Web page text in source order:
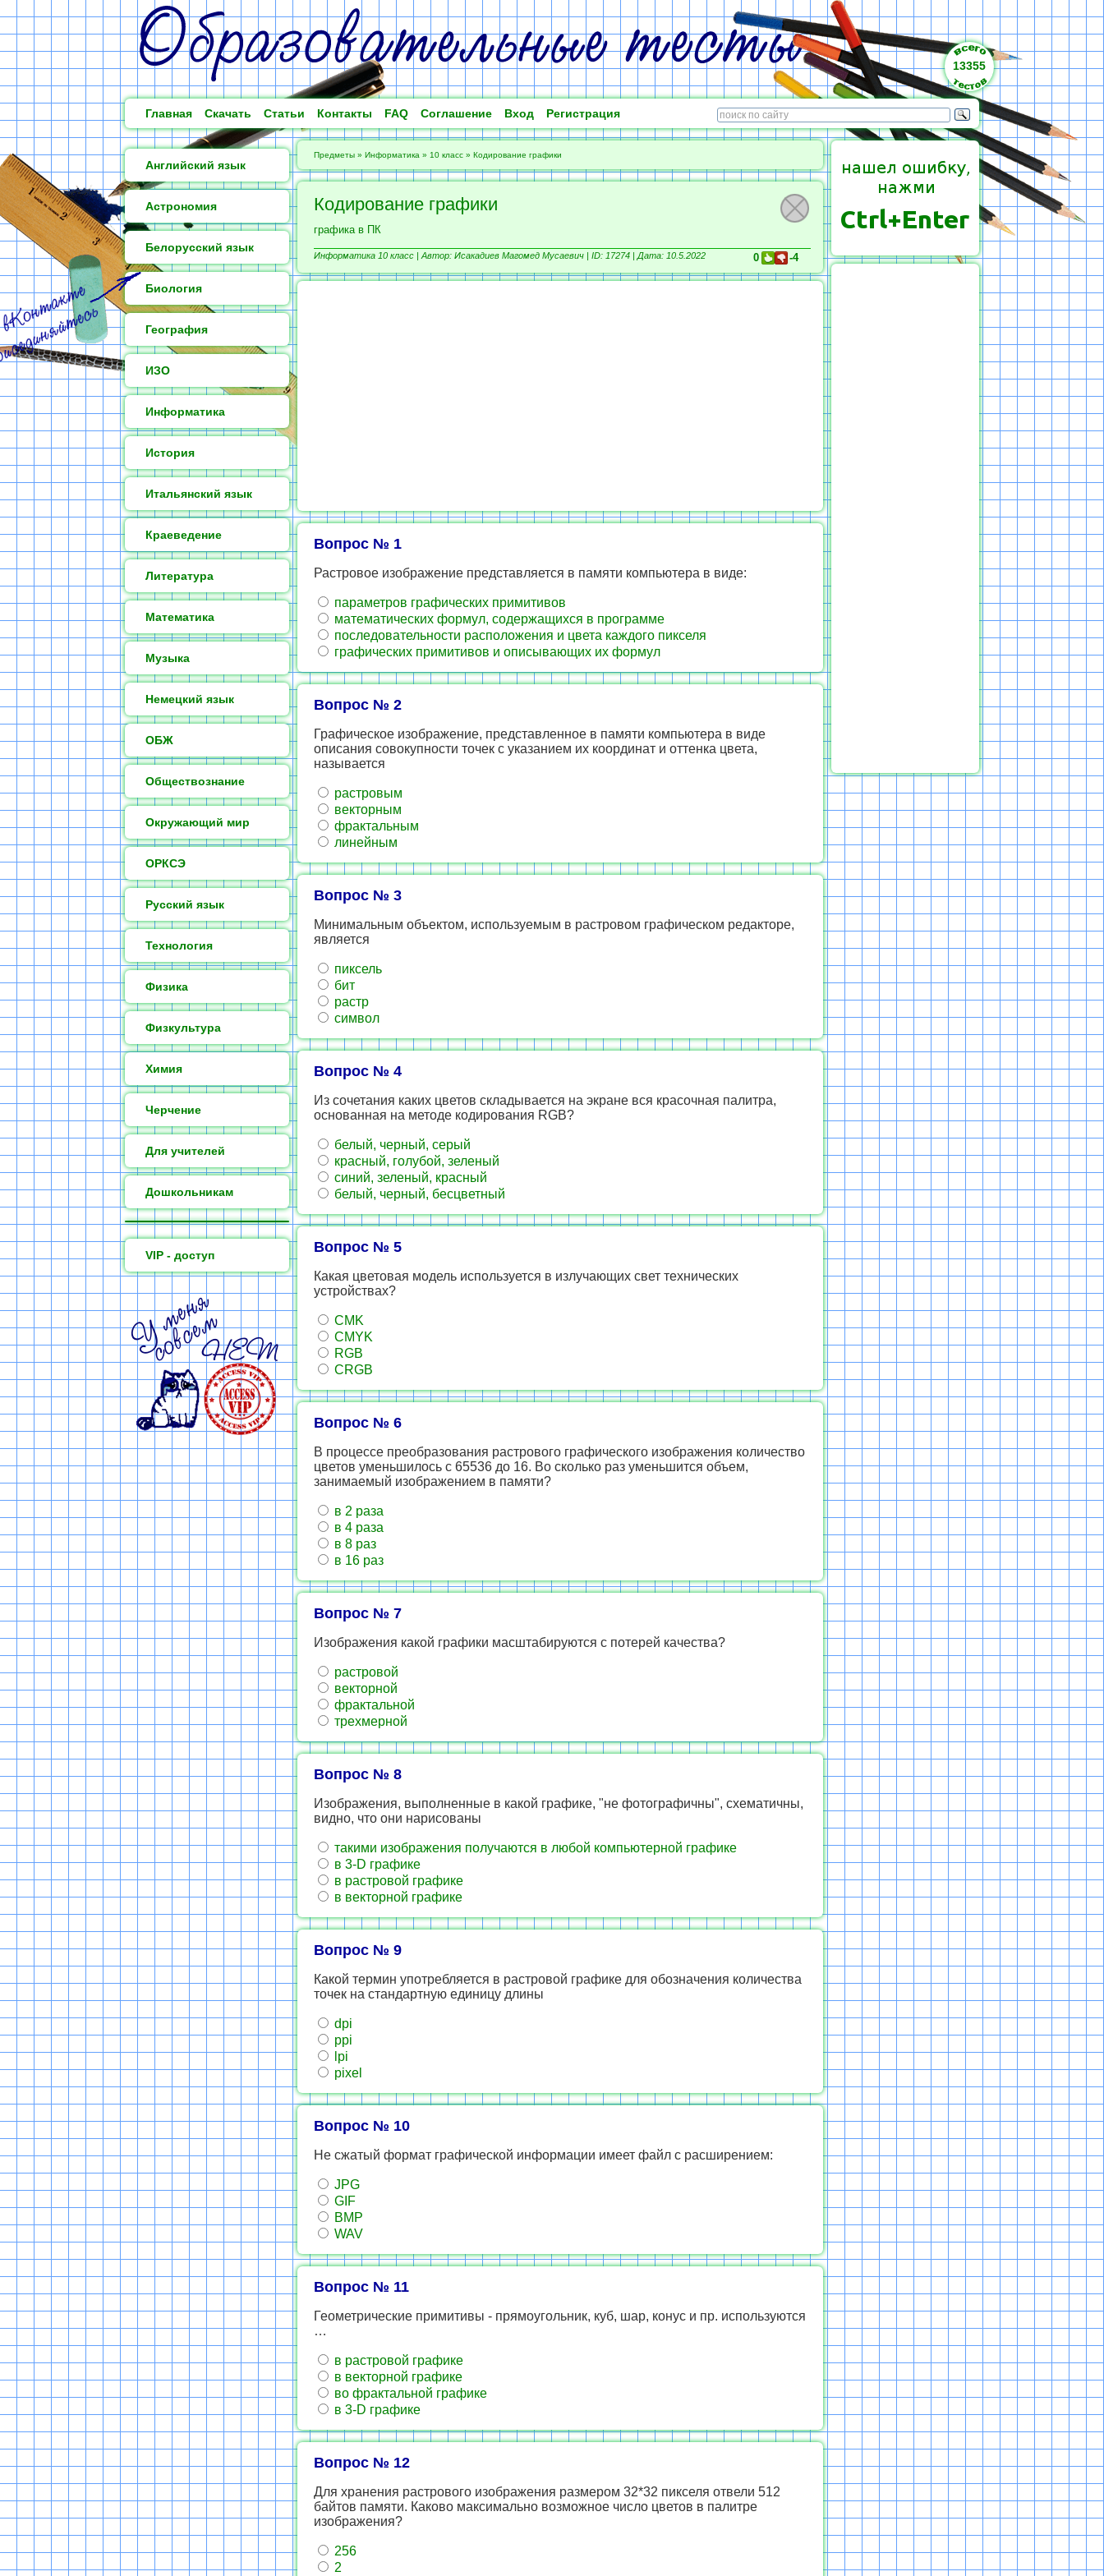
13355
Главная Скачать Статьи Контакты FAQ Соглашение Вход Регистрация
Английский язык
Астрономия
Белорусский язык
Биология
География
ИЗО
Информатика
История
Итальянский язык
Краеведение
Литература
Математика
Музыка
Немецкий язык
ОБЖ
Обществознание
Окружающий мир
ОРКСЭ
Русский язык
Технология
Физика
Физкультура
Химия
Черчение
Для учителей
Дошкольникам
VIP - доступ
Предметы » Информатика » 10 класс » Кодирование графики
Кодирование графики
графика в ПК
Информатика 10 класс | Автор: Исакадиев Магомед Мусаевич | ID: 17274 | Дата: 10.5.2022 0 -4
Вопрос № 1
Растровое изображение представляется в памяти компьютера в виде:
параметров графических примитивов
математических формул, содержащихся в программе
последовательности расположения и цвета каждого пикселя
графических примитивов и описывающих их формул
Вопрос № 2
Графическое изображение, представленное в памяти компьютера в виде
описания совокупности точек с указанием их координат и оттенка цвета,
называется
растровым
векторным
фрактальным
линейным
Вопрос № 3
Минимальным объектом, используемым в растровом графическом редакторе,
является
пиксель
бит
растр
символ
Вопрос № 4
Из сочетания каких цветов складывается на экране вся красочная палитра,
основанная на методе кодирования RGB?
белый, черный, серый
красный, голубой, зеленый
синий, зеленый, красный
белый, черный, бесцветный
Вопрос № 5
Какая цветовая модель используется в излучающих свет технических
устройствах?
CMK
CMYK
RGB
CRGB
Вопрос № 6
В процессе преобразования растрового графического изображения количество
цветов уменьшилось с 65536 до 16. Во сколько раз уменьшится объем,
занимаемый изображением в памяти?
в 2 раза
в 4 раза
в 8 раз
в 16 раз
Вопрос № 7
Изображения какой графики масштабируются c потерей качества?
растровой
векторной
фрактальной
трехмерной
Вопрос № 8
Изображения, выполненные в какой графике, "не фотографичны", схематичны,
видно, что они нарисованы
такими изображения получаются в любой компьютерной графике
в 3-D графике
в растровой графике
в векторной графике
Вопрос № 9
Какой термин употребляется в растровой графике для обозначения количества
точек на стандартную единицу длины
dpi
ppi
lpi
pixel
Вопрос № 10
Не сжатый формат графической информации имеет файл с расширением:
JPG
GIF
BMP
WAV
Вопрос № 11
Геометрические примитивы - прямоугольник, куб, шар, конус и пр. используются
…
в растровой графике
в векторной графике
во фрактальной графике
в 3-D графике
Вопрос № 12
Для хранения растрового изображения размером 32*32 пикселя отвели 512
байтов памяти. Каково максимально возможное число цветов в палитре
изображения?
256
2